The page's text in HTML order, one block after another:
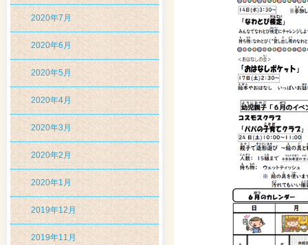
2020年7月
2020年6月
2020年5月
2020年4月
2020年3月
2020年2月
2020年1月
2019年12月
2019年11月